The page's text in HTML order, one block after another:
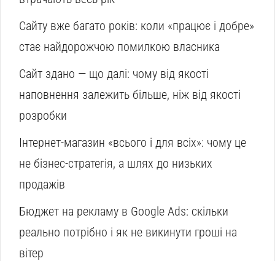
Сайту вже багато років: коли «працює і добре»
стає найдорожчою помилкою власника
Сайт здано — що далі: чому від якості
наповнення залежить більше, ніж від якості
розробки
Інтернет-магазин «всього і для всіх»: чому це
не бізнес-стратегія, а шлях до низьких
продажів
Бюджет на рекламу в Google Ads: скільки
реально потрібно і як не викинути гроші на
вітер